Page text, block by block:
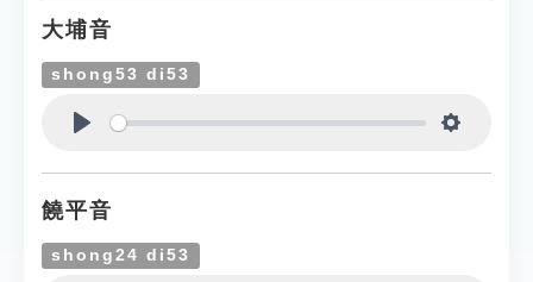
大埔音
shong53 di53
饒平音
shong24 di53